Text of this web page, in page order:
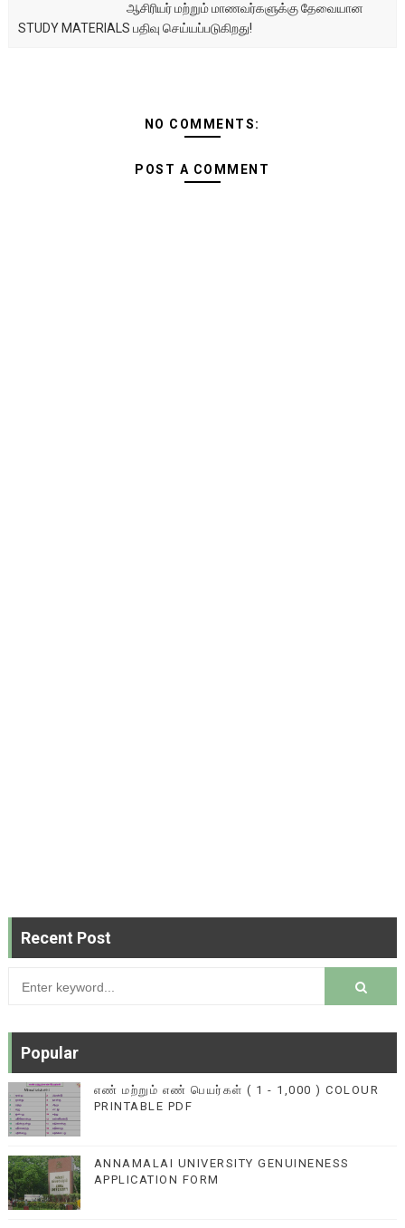
ஆசிரியர் மற்றும் மாணவர்களுக்கு தேவையான
STUDY MATERIALS பதிவு செய்யப்படுகிறது!
NO COMMENTS:
POST A COMMENT
Recent Post
Popular
எண் மற்றும் எண் பெயர்கள் ( 1 - 1,000 ) COLOUR
PRINTABLE PDF
ANNAMALAI UNIVERSITY GENUINENESS
APPLICATION FORM